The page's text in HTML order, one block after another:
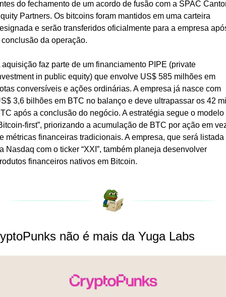
do fechamento de um acordo de fusão com a SPAC
Partners. Os bitcoins foram mantidos em uma carteira
e serão transferidos oficialmente para a empresa
conclusão da operação.
aquisição faz parte de um financiamento PIPE (private
in public equity) que envolve US$ 585 milhões em
conversíveis e ações ordinárias. A empresa já nasce com
3,6 bilhões em BTC no balanço e deve ultrapassar os 42
após a conclusão do negócio. A estratégia segue o modelo
first”, priorizando a acumulação de BTC por ação em
métricas financeiras tradicionais. A empresa, que será listada
Nasdaq com o ticker “XXI”, também planeja desenvolver
financeiros nativos em Bitcoin.
não é mais da Yuga Labs